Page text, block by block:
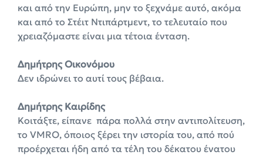
και από την Ευρώπη, μην το ξεχνάμε αυτό, ακόμα
και από το Στέιτ Ντιπάρτμεντ, το τελευταίο που
χρειαζόμαστε είναι μια τέτοια ένταση.
Δημήτρης Οικονόμου
Δεν ιδρώνει το αυτί τους βέβαια.
Δημήτρης Καιρίδης
Κοιτάξτε, είπανε πάρα πολλά στην αντιπολίτευση,
το VMRO, όποιος ξέρει την ιστορία του, από πού
προέρχεται ήδη από τα τέλη του δέκατου ένατου